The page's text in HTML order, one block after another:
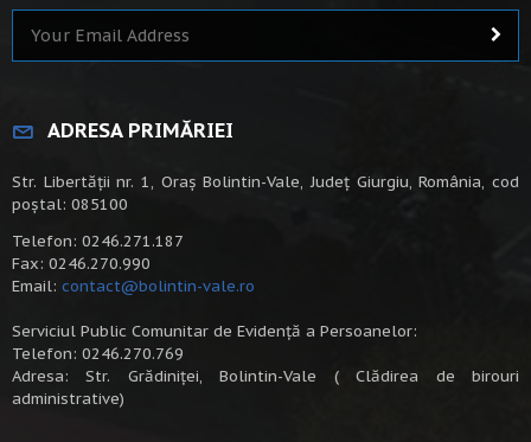
ADRESA PRIMĂRIEI
Str. Libertății nr. 1, Oraș Bolintin-Vale, Județ Giurgiu, România, cod
poștal: 085100
Telefon: 0246.271.187
Fax: 0246.270.990
Email: contact@bolintin-vale.ro
Serviciul Public Comunitar de Evidență a Persoanelor:
Telefon: 0246.270.769
Adresa: Str. Grădiniței, Bolintin-Vale ( Clădirea de birouri
administrative)